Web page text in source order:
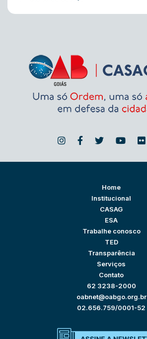
Home
Institucional
CASAG
ESA
Trabalhe conosco
TED
Transparência
Serviços
Contato
62 3238-2000
oabnet@oabgo.org.br
02.656.759/0001-52